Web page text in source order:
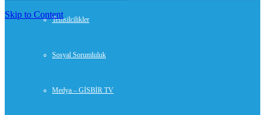
Temsilcilikler
Sosyal Sorumluluk
Medya – GİSBİR TV
Skip to Content